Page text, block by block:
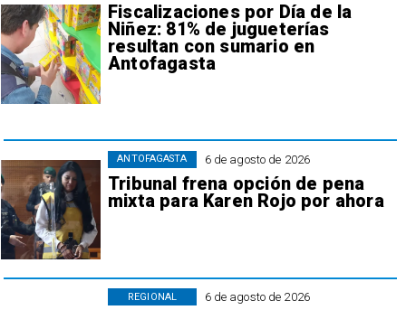
Fiscalizaciones por Día de la
Niñez: 81% de jugueterías
resultan con sumario en
Antofagasta
6 de agosto de 2026
Tribunal frena opción de pena
mixta para Karen Rojo por ahora
ANTOFAGASTA
6 de agosto de 2026
REGIONAL